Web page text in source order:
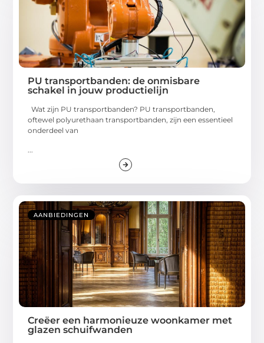
PU transportbanden: de onmisbare
schakel in jouw productielijn
Wat zijn PU transportbanden? PU transportbanden,
oftewel polyurethaan transportbanden, zijn een essentieel
onderdeel van
AANBIEDINGEN
Creëer een harmonieuze woonkamer met
glazen schuifwanden